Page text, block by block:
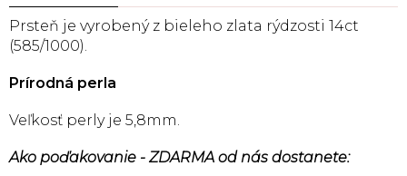
Prsteň je vyrobený z bieleho zlata rýdzosti 14ct
(585/1000).
Prírodná perla
Veľkosť perly je 5,8mm.
Ako poďakovanie - ZDARMA od nás dostanete: